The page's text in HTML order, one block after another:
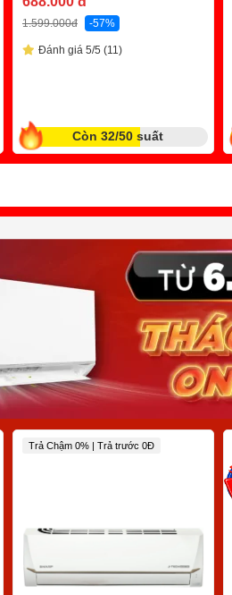
1.599.000đ -57%
Đánh giá 5/5 (11)
Còn 32/50 suất
Trả Chậm 0% | Trả trước 0Đ